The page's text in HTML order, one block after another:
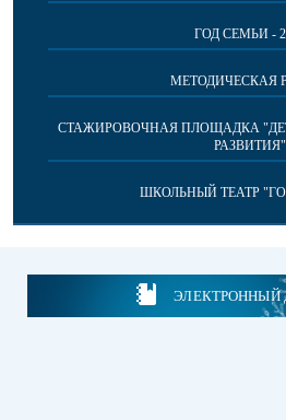
ГОД СЕМЬИ -
МЕТОДИЧЕСКАЯ
СТАЖИРОВОЧНАЯ ПЛОЩАДКА
РАЗВИТИЯ"
ШКОЛЬНЫЙ ТЕАТР
ЭЛЕКТРОННЫЙ